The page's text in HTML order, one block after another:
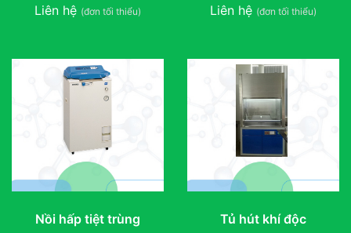
Liên hệ (đơn tối thiểu) Liên hệ (đơn tối thiểu)
Nồi hấp tiệt trùng
Tủ hút khí độc